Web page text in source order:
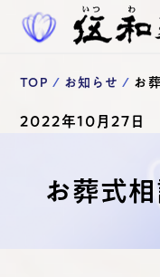
TOP お知らせ お
2022年10月27日
お葬式